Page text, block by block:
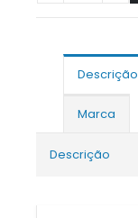
Descrição
Marca
Descrição